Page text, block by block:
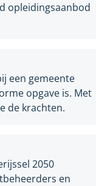
opleidingsaanbod
een gemeente
opgave is. Met
de krachten.
2050
en